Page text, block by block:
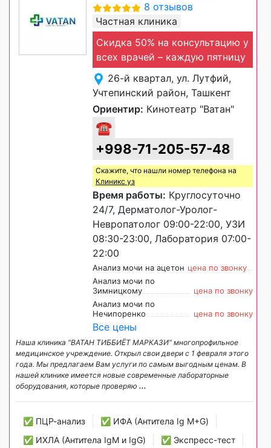
8 отзывов
Частная клиника
Скидка 50% на консультацию у
всех врачей – каждую пятницу
26-й квартал, ул. Лутфий,
Учтепинский район, Ташкент
Ориентир: Кинотеатр "Ватан"
☎
+998-71-205-57-48
Скажите, что нашли номер телефона на
Клиникс уз
Время работы: Круглосуточно
24/7, Дерматолог-Уролог-
Невропатолог 09:00-22:00, УЗИ
08:30-23:00, Лаборатория 07:00-
22:00
Анализ мочи на ацетон цена по звонку
Анализ мочи по
Зимницкому
цена по звонку
Анализ мочи по
Нечипоренко
цена по звонку
Все цены
Наша клиника "ВАТАН ТИББИЁТ МАРКАЗИ" многопрофильное
медицинское учреждение. Открыл свои двери с 1 февраля этого
года. Мы предлагаем Вам услуги по самым выгодным ценам. В
нашей клинике имеется новые современные лабораторные
оборудования, которые проверяю ...
✅ ПЦР-анализ
✅ ИФА (Антитела Ig М+G)
✅ ИХЛА (Антитела IgM и IgG)
✅ Экспресс-тест